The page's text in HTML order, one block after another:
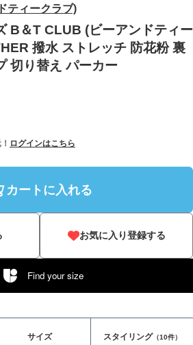
ティークラブ)
B＆T CLUB (ビーアンドティー
撥水 ストレッチ 防花粉 裏
切り替え パーカー
ログインはこちら
カートに入れる
お気に入り登録する
Find your size
サイズ スタイリング（10件）